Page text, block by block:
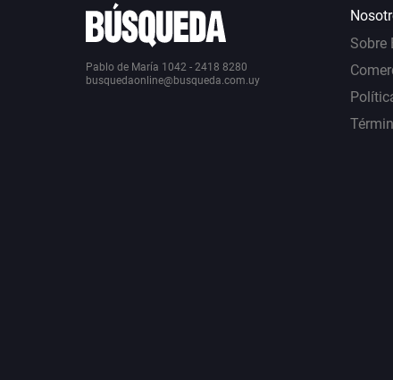
Pablo de María 1042 - 2418 8280
busquedaonline@busqueda.com.uy
Sobre